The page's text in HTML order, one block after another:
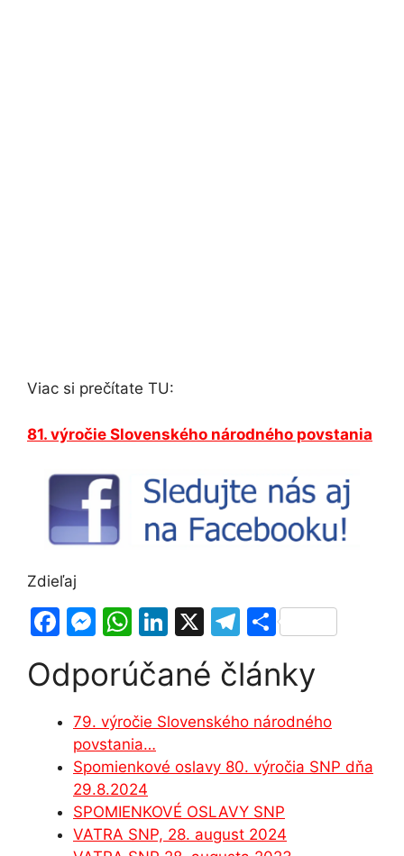
Viac si prečítate TU:
81. výročie Slovenského národného povstania
Zdieľaj
F
c
e
b
o
o
k
M
s
e
n
g
er
W
at
s
A
p
p
Li
k
e
dI
n
X
T
e
gr
a
m
S
ar
e
Odporúčané články
79. výročie Slovenského národného
povstania…
Spomienkové oslavy 80. výročia SNP dňa
29.8.2024
SPOMIENKOVÉ OSLAVY SNP
VATRA SNP, 28. august 2024